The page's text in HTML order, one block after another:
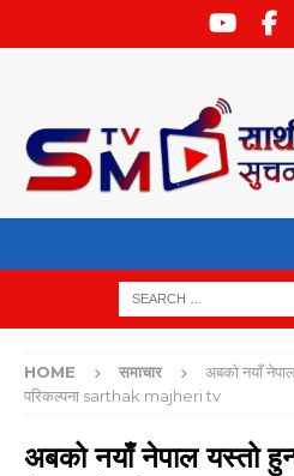
HOME समाचार
अबको नयाँ
परिकल्पना sarthak majheri tv
अबको नयाँ नेपाल यस्तो